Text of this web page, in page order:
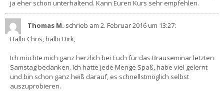
ja eher schon unterhaltend. Kann Euren Kurs sehr empfehlen.
Thomas M. schrieb am 2. Februar 2016um 13:27:
Hallo Chris, hallo Dirk,
Ich möchte mich ganz herzlich bei Euch für das Brauseminar letzten
Samstag bedanken. Ich hatte jede Menge Spaß, habe viel gelernt
und bin schon ganz heiß darauf, es schnellstmöglich selbst
auszuprobieren.